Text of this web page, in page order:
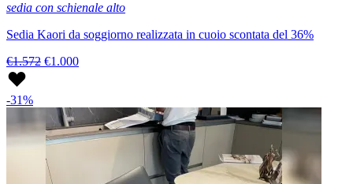
sedia con schienale alto
Sedia Kaori da soggiorno realizzata in cuoio scontata del 36%
€1.572 €1.000
-31%